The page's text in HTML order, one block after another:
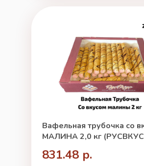
Вафельная трубочка со
МАЛИНА 2,0 кг
831.48 р.